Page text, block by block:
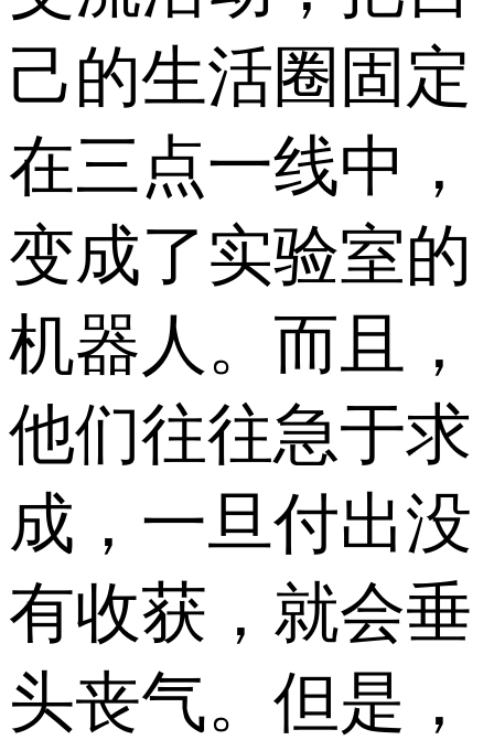
己的生活圈固定
在三点一线中，
变成了实验室的
机器人。而且，
他们往往急于求
成，一旦付出没
有收获，就会垂
头丧气。但是，